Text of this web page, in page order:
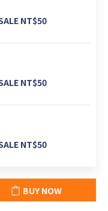
NT$50
NT$50
NT$50
BUY NOW